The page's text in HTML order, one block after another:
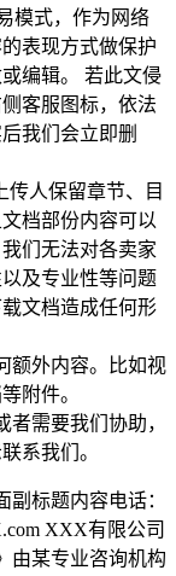
模式，作为网络
表现方式做保护
编辑。 若此文侵
客服图标，依法
我们会立即删
传人保留章节、目
档部份内容可以
们无法对各卖家
及专业性等问题
文档造成任何形
额外内容。比如视
附件。
需要我们协助，
系我们。
标题内容电话：
XXX有限公司
由某专业咨询机构